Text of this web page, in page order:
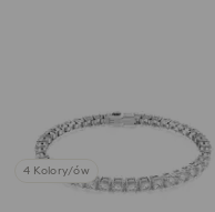
4 Kolory/ów